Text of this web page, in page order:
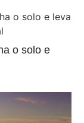
o solo e